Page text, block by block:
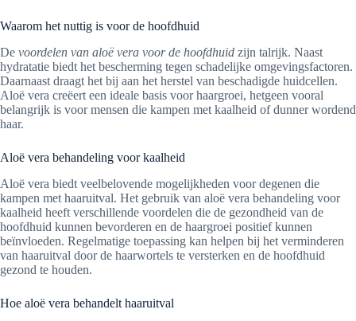
Waarom het nuttig is voor de hoofdhuid
De voordelen van aloë vera voor de hoofdhuid zijn talrijk. Naast
hydratatie biedt het bescherming tegen schadelijke omgevingsfactoren.
Daarnaast draagt het bij aan het herstel van beschadigde huidcellen.
Aloë vera creëert een ideale basis voor haargroei, hetgeen vooral
belangrijk is voor mensen die kampen met kaalheid of dunner wordend
haar.
Aloë vera behandeling voor kaalheid
Aloë vera biedt veelbelovende mogelijkheden voor degenen die
kampen met haaruitval. Het gebruik van aloë vera behandeling voor
kaalheid heeft verschillende voordelen die de gezondheid van de
hoofdhuid kunnen bevorderen en de haargroei positief kunnen
beïnvloeden. Regelmatige toepassing kan helpen bij het verminderen
van haaruitval door de haarwortels te versterken en de hoofdhuid
gezond te houden.
Hoe aloë vera behandelt haaruitval